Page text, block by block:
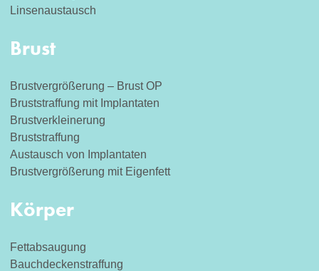
Linsenaustausch
Brust
Brustvergrößerung – Brust OP
Bruststraffung mit Implantaten
Brustverkleinerung
Bruststraffung
Austausch von Implantaten
Brustvergrößerung mit Eigenfett
Körper
Fettabsaugung
Bauchdeckenstraffung